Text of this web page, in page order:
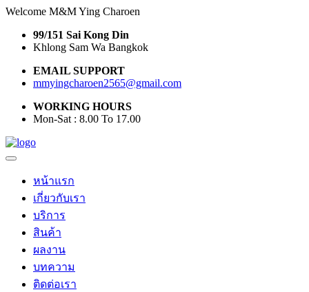
Welcome M&M Ying Charoen
99/151 Sai Kong Din
Khlong Sam Wa Bangkok
EMAIL SUPPORT
mmyingcharoen2565@gmail.com
WORKING HOURS
Mon-Sat : 8.00 To 17.00
หน้าแรก
เกี่ยวกับเรา
บริการ
สินค้า
ผลงาน
บทความ
ติดต่อเรา